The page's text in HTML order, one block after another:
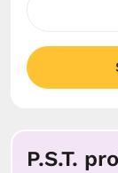
P.S.T.